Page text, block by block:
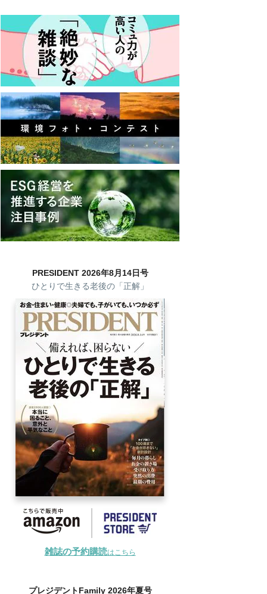
PRESIDENT 2026年8月14日号
ひとりで生きる老後の「正解」
雑誌の予約購読はこちら
プレジデントFamily 2026年夏号